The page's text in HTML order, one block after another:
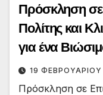
Πρόσκληση
Πολίτης και
για ένα
19 ΦΕΒΡΟΥΑΡΊΟΥ
Πρόσκληση σε